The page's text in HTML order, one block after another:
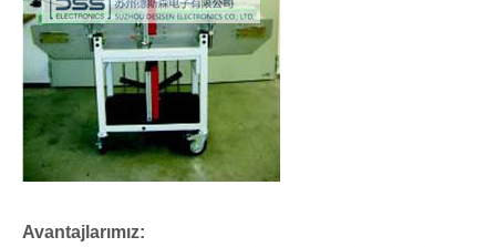
Avantajlarımız: